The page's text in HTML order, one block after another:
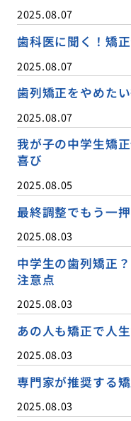
2025.08.07
歯科医に聞く！矯
2025.08.07
歯列矯正をやめた
2025.08.07
我が子の中学生矯
喜び
2025.08.05
最終調整でもう一
2025.08.03
中学生の歯列矯正
注意点
2025.08.03
あの人も矯正で人
2025.08.03
専門家が推奨する
2025.08.03